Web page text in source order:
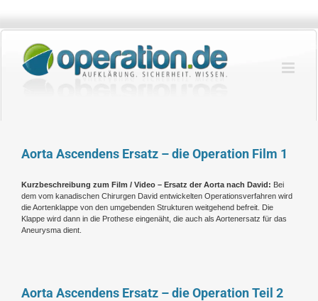
springen
Aorta Ascendens Ersatz – die Operation Film 1
Kurzbeschreibung zum Film / Video – Ersatz der Aorta nach David: Bei
dem vom kanadischen Chirurgen David entwickelten Operationsverfahren wird
die Aortenklappe von den umgebenden Strukturen weitgehend befreit. Die
Klappe wird dann in die Prothese eingenäht, die auch als Aortenersatz für das
Aneurysma dient.
Aorta Ascendens Ersatz – die Operation Teil 2